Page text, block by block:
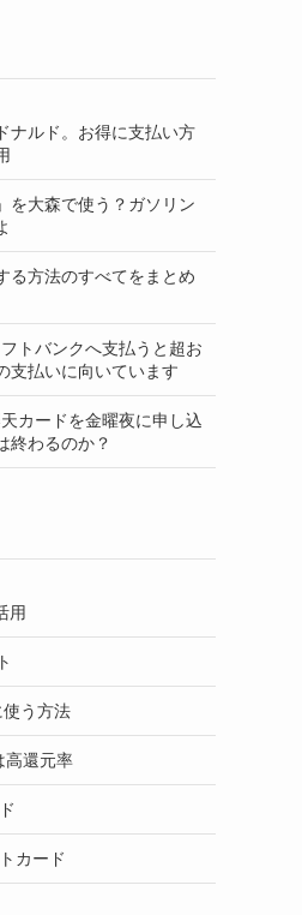
ナルド。お得に支払い方
を大森で使う？ガソリン
る方法のすべてをまとめ
トバンクへ支払うと超お
支払いに向いています
カードを金曜夜に申し込
終わるのか？
用
う方法
高還元率
カード